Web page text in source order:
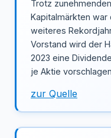
Trotz
Kapitalmärkten war
weiteres
Vorstand wird der
2023 eine
je Aktie
zur Quelle